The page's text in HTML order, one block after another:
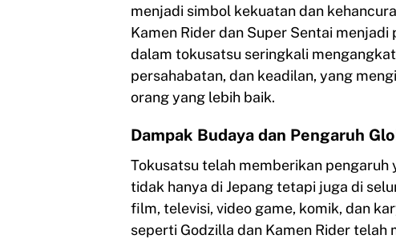
menjadi simbol kekuatan dan
Kamen Rider dan Super Sentai
dalam tokusatsu seringkali
persahabatan, dan keadilan, yang
orang yang lebih baik.
Dampak Budaya dan Pengaruh
Tokusatsu telah memberikan
tidak hanya di Jepang tetapi juga di
film, televisi, video game, komik, dan
seperti Godzilla dan Kamen Rider